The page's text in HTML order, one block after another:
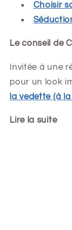
Choisir
Le conseil de
Invitée à une
pour un look
la vedette (à
Lire la suite